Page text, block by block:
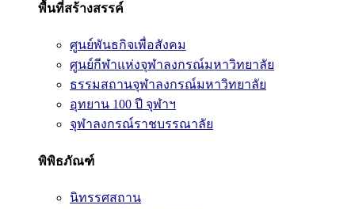
พื้นที่สร้างสรรค์
ศูนย์พันธกิจเพื่อสังคม
ศูนย์กีฬาแห่งจุฬาลงกรณ์มหาวิทยาลัย
ธรรมสถานจุฬาลงกรณ์มหาวิทยาลัย
อุทยาน 100 ปี จุฬาฯ
จุฬาลงกรณ์ราชบรรณาลัย
พิพิธภัณฑ์
นิทรรศสถาน